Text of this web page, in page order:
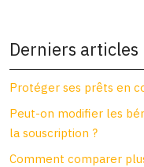
Derniers articles
Protéger ses prêts en
Peut-on modifier les
la souscription ?
Comment comparer